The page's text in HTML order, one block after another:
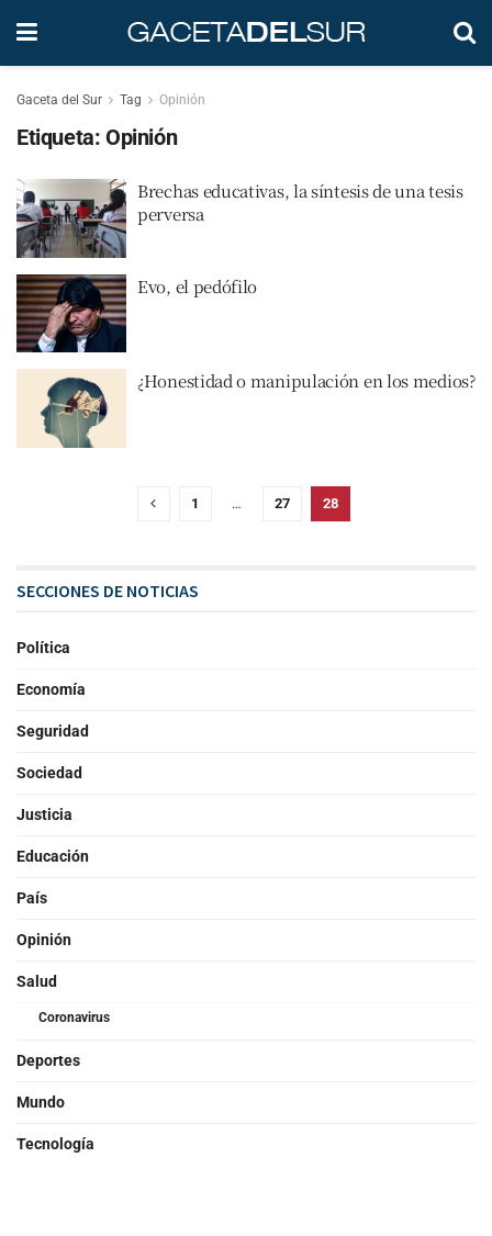
Gaceta del Sur Tag Opinión
Etiqueta: Opinión
Brechas educativas, la síntesis de una tesis
perversa
Evo, el pedófilo
¿Honestidad o manipulación en los medios?
1 … 27 28
SECCIONES DE NOTICIAS
Política
Economía
Seguridad
Sociedad
Justicia
Educación
País
Opinión
Salud
Coronavirus
Deportes
Mundo
Tecnología